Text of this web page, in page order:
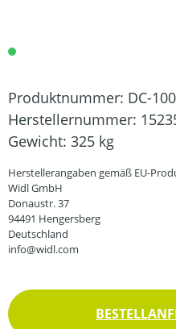
Produktnummer: DC-
Herstellernummer:
Gewicht: 325 kg
Herstellerangaben gemäß EU-
Widl GmbH
Donaustr. 37
94491 Hengersberg
Deutschland
info@widl.com